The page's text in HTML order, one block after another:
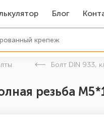
Блог
Болт DIN 933,
резьба